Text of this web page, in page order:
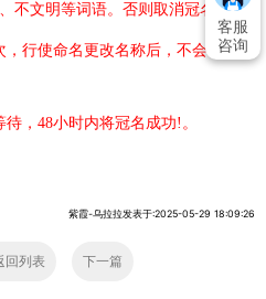
不文明等词语。否则取消冠名权。
行使命名更改名称后，不会再次被
，48小时内将冠名成功!。
紫霞-乌拉拉发表于:2025-05-29 18:09:26
回列表 下一篇
客服
咨询